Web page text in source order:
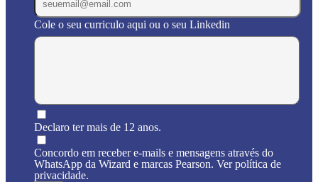
Cole o seu curriculo aqui ou o seu Linkedin
Declaro ter mais de 12 anos.
Concordo em receber e-mails e mensagens através do
WhatsApp da Wizard e marcas Pearson. Ver política de
privacidade.